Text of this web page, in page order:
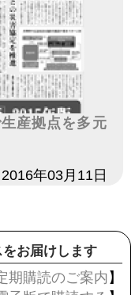
産拠点を多元
2016年03月11日
お届けします
期購読のご案内 】